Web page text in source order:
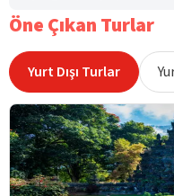
Öne Çıkan Turlar
Yurt Dışı Turlar